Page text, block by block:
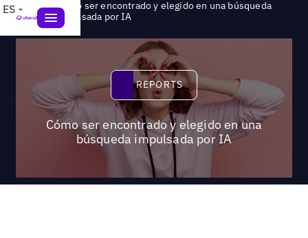
ES Reports>Cómo ser encontrado y elegido en una búsqueda
impulsada por IA
Reports
REPORTS
Cómo ser encontrado y elegido en una
búsqueda impulsada por IA